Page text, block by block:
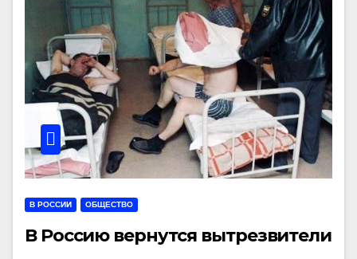
В РОССИИ ОБЩЕСТВО
В Россию вернутся вытрезвители